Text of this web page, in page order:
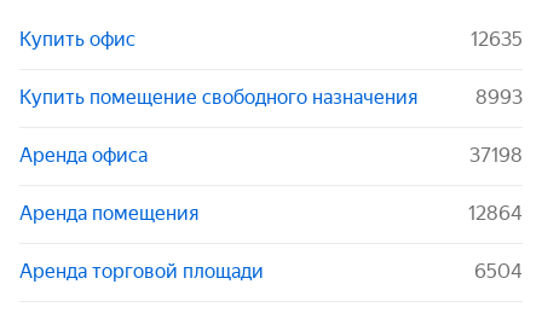
Купить офис 12635
Купить помещение свободного назначения 8993
Аренда офиса 37198
Аренда помещения 12864
Аренда торговой площади 6504